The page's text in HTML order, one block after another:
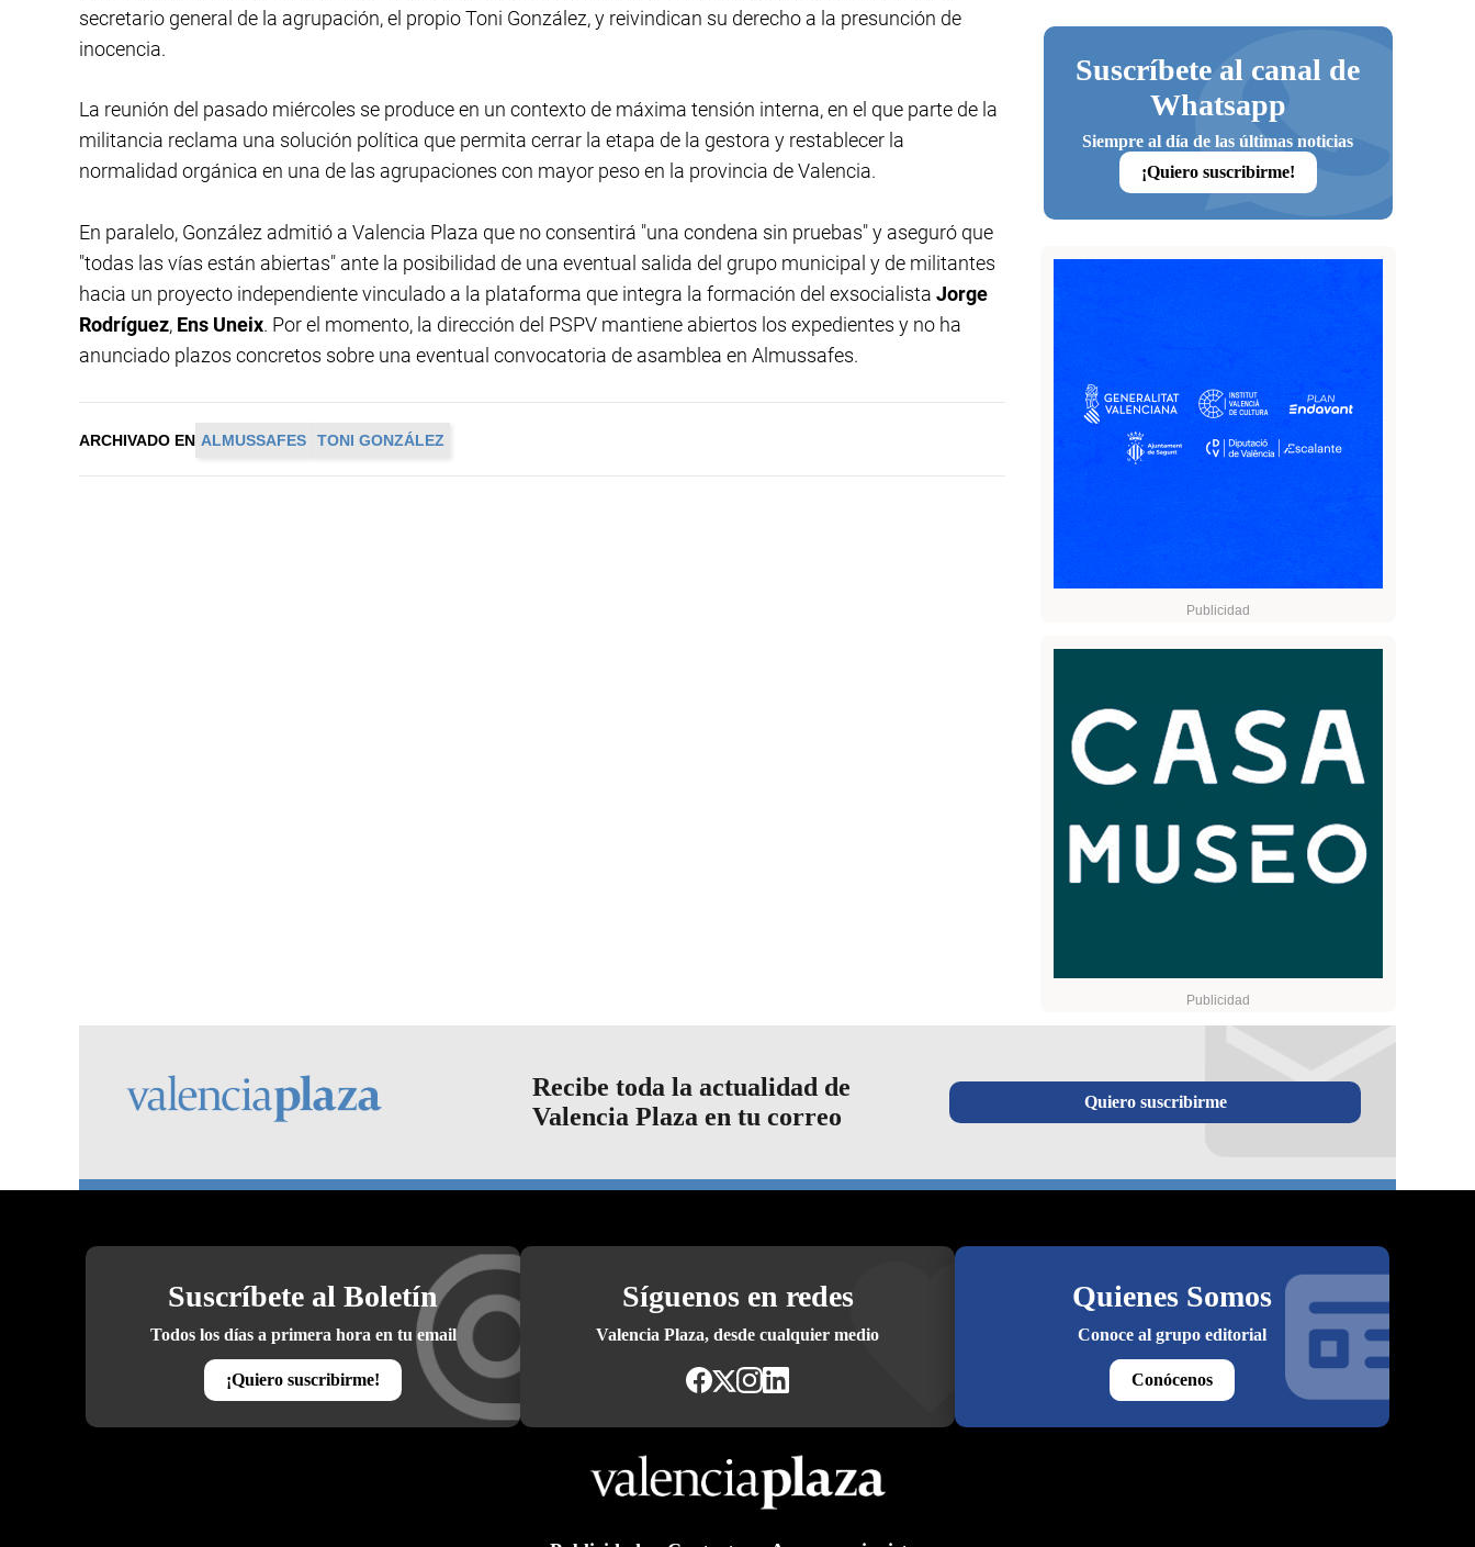
Suscríbete al canal de
Whatsapp
Siempre al día de las últimas noticias
¡Quiero suscribirme!
secretario general de la agrupación, el propio Toni González, y reivindican su derecho a la presunción de
inocencia.
La reunión del pasado miércoles se produce en un contexto de máxima tensión interna, en el que parte de la
militancia reclama una solución política que permita cerrar la etapa de la gestora y restablecer la
normalidad orgánica en una de las agrupaciones con mayor peso en la provincia de Valencia.
En paralelo, González admitió a Valencia Plaza que no consentirá "una condena sin pruebas" y aseguró que
"todas las vías están abiertas" ante la posibilidad de una eventual salida del grupo municipal y de militantes
hacia un proyecto independiente vinculado a la plataforma que integra la formación del exsocialista Jorge
Rodríguez, Ens Uneix. Por el momento, la dirección del PSPV mantiene abiertos los expedientes y no ha
anunciado plazos concretos sobre una eventual convocatoria de asamblea en Almussafes.
ARCHIVADO EN ALMUSSAFES TONI GONZÁLEZ
Recibe toda la actualidad de
Valencia Plaza en tu correo
Quiero suscribirme
Suscríbete al Boletín
Todos los días a primera hora en tu email
¡Quiero suscribirme!
Síguenos en redes
Valencia Plaza, desde cualquier medio
Quienes Somos
Conoce al grupo editorial
Conócenos